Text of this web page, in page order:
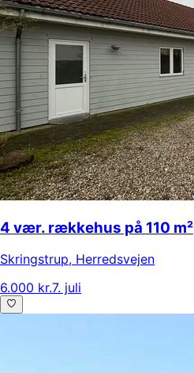
4 vær. rækkehus på 110 m²
Skringstrup, Herredsvejen
6.000 kr.7. juli